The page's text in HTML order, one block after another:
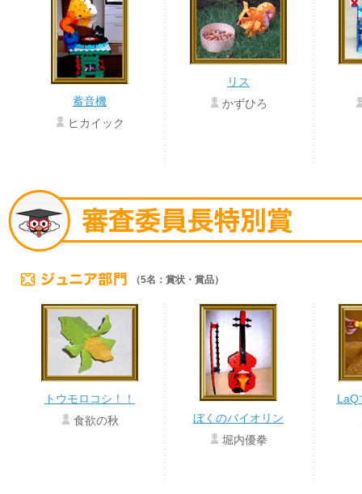
蓄音機
ヒカイック
リス
かずひろ
（5名：賞状・賞品）
トウモロコシ！！
食欲の秋
ぼくのバイオリン
堀内優拳
LaQ